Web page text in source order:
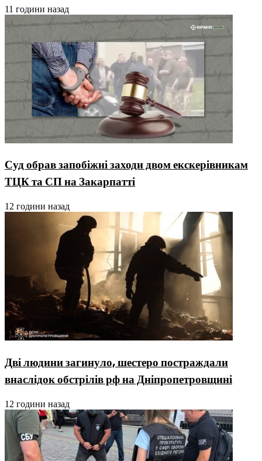
11 години назад
Суд обрав запобіжні заходи двом екскерівникам
ТЦК та СП на Закарпатті
12 години назад
Дві людини загинуло, шестеро постраждали
внаслідок обстрілів рф на Дніпропетровщині
12 години назад